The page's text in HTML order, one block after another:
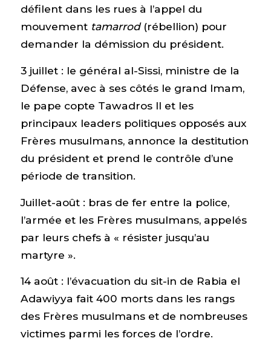
défilent dans les rues à l’appel du
mouvement tamarrod(rébellion) pour
demander la démission du président.
3 juillet : le général al-Sissi, ministre de la
Défense, avec à ses côtés le grand Imam,
le pape copte Tawadros II et les
principaux leaders politiques opposés aux
Frères musulmans, annonce la destitution
du président et prend le contrôle d’une
période de transition.
Juillet-août : bras de fer entre la police,
l’armée et les Frères musulmans, appelés
par leurs chefs à « résister jusqu’au
martyre ».
14 août : l’évacuation du sit-in de Rabia el
Adawiyya fait 400 morts dans les rangs
des Frères musulmans et de nombreuses
victimes parmi les forces de l’ordre.